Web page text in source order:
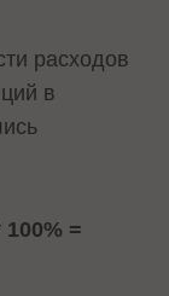
расходов
в
100% =